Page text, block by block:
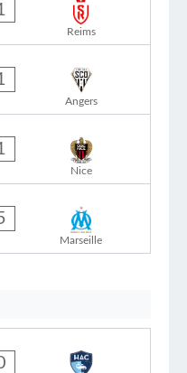
Reims
Angers
Nice
Marseille